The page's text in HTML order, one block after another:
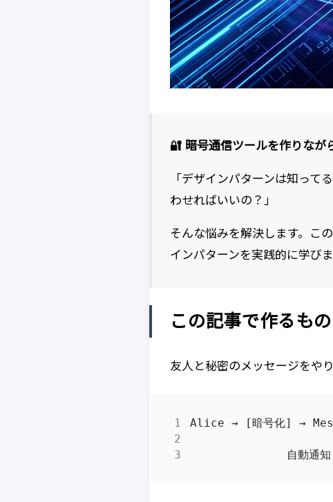
🔐 暗号通信ツールを作りなが
「デザインパターンは知って
わせればいいの？」
そんな悩みを解決します。この
インパターンを実践的に学びま
この記事で作るもの
友人と秘密のメッセージをや